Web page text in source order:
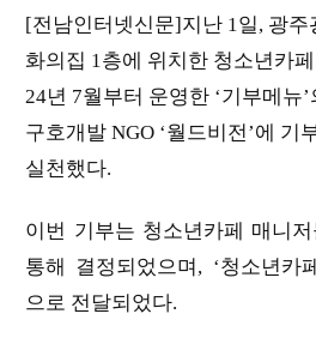
[전남인터넷신문]지난 1일, 광
화의집 1층에 위치한 청소년카
24년 7월부터 운영한 ‘기부메뉴
구호개발 NGO ‘월드비전’에 기
실천했다.
이번 기부는 청소년카페 매니
통해 결정되었으며, ‘청소년카
으로 전달되었다.